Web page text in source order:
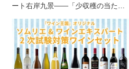
ート右岸九景――「少収穫の当たり
ンテミリオン 有力9シャトー訪問記